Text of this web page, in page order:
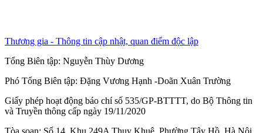
Thương gia - Thông tin cập nhật, quan điểm độc lập
Tổng Biên tập: Nguyễn Thùy Dương
Phó Tổng Biên tập: Đặng Vương Hạnh -Doãn Xuân Trường
Giấy phép hoạt động báo chí số 535/GP-BTTTT, do Bộ Thông tin
và Truyền thông cấp ngày 19/11/2020
Tòa soạn: Số 14, Khu 249A Thụy Khuê, Phường Tây Hồ, Hà Nội